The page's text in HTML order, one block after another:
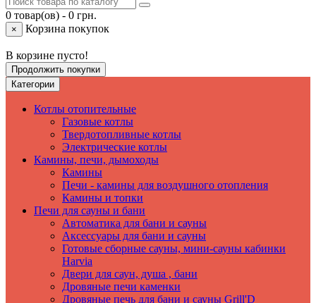
0 товар(ов) - 0 грн.
× Корзина покупок
В корзине пусто!
Продолжить покупки
Категории
Котлы отопительные
Газовые котлы
Твердотопливные котлы
Электрические котлы
Камины, печи, дымоходы
Камины
Печи - камины для воздушного отопления
Камины и топки
Печи для сауны и бани
Автоматика для бани и сауны
Аксессуары для бани и сауны
Готовые сборные сауны, мини-сауны кабинки
Harvia
Двери для саун, душа , бани
Дровяные печи каменки
Дровяные печь для бани и сауны Grill'D